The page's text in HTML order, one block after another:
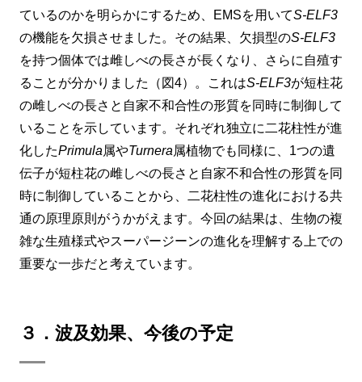
ているのかを明らかにするため、EMSを用いてS-ELF3
の機能を欠損させました。その結果、欠損型のS-ELF3
を持つ個体では雌しべの長さが長くなり、さらに自殖す
ることが分かりました（図4）。これはS-ELF3が短柱花
の雌しべの長さと自家不和合性の形質を同時に制御して
いることを示しています。それぞれ独立に二花柱性が進
化したPrimula属やTurnera属植物でも同様に、1つの遺
伝子が短柱花の雌しべの長さと自家不和合性の形質を同
時に制御していることから、二花柱性の進化における共
通の原理原則がうかがえます。今回の結果は、生物の複
雑な生殖様式やスーパージーンの進化を理解する上での
重要な一歩だと考えています。
３．波及効果、今後の予定